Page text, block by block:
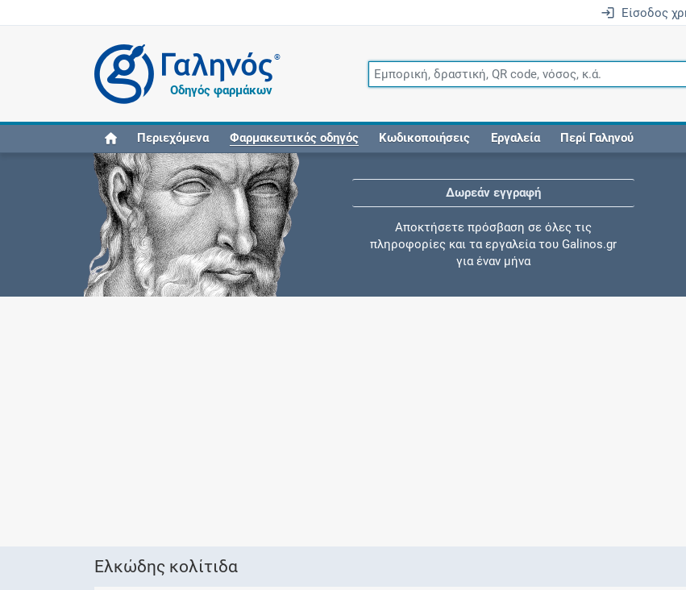
Είσοδος
®
Οδηγός φαρμάκων
Περιεχόμενα Φαρμακευτικός οδηγός Κωδικοποιήσεις Εργαλεία Περί Γαληνού
Δωρεάν εγγραφή
Αποκτήσετε πρόσβαση σε όλες τις
πληροφορίες και τα εργαλεία του Galinos.gr
για έναν μήνα
Ελκώδης κολίτιδα